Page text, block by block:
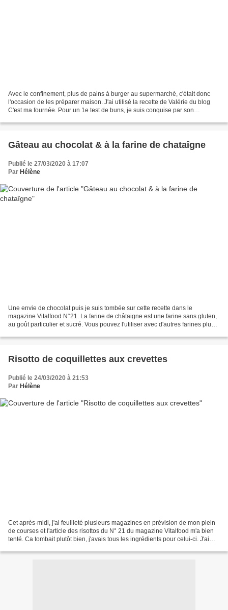
Avec le confinement, plus de pains à burger au supermarché, c'était donc
l'occasion de les préparer maison. J'ai utilisé la recette de Valérie du blog
C'est ma fournée. Pour un 1e test de buns, je suis conquise par son
Gâteau au chocolat & à la farine de chataîgne
Publié le 27/03/2020 à 17:07
Par Hélène
Une envie de chocolat puis je suis tombée sur cette recette dans le
magazine Vitalfood N°21. La farine de châtaigne est une farine sans gluten,
au goût particulier et sucré. Vous pouvez l'utiliser avec d'autres farines plus
Risotto de coquillettes aux crevettes
Publié le 24/03/2020 à 21:53
Par Hélène
Cet après-midi, j'ai feuilleté plusieurs magazines en prévision de mon plein
de courses et l'article des risottos du N° 21 du magazine Vitalfood m'a bien
tenté. Ca tombait plutôt bien, j'avais tous les ingrédients pour celui-ci. J'ai